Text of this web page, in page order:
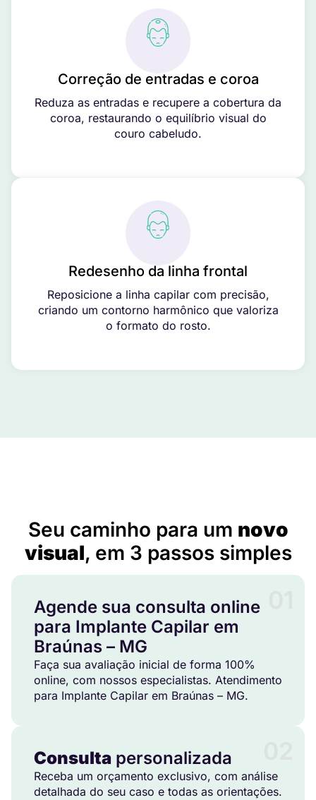
Correção de entradas e coroa
Reduza as entradas e recupere a cobertura da
coroa, restaurando o equilíbrio visual do
couro cabeludo.
Redesenho da linha frontal
Reposicione a linha capilar com precisão,
criando um contorno harmônico que valoriza
o formato do rosto.
Seu caminho para um novo
visual, em 3 passos simples
Agende sua consulta online
para Implante Capilar em
Braúnas – MG
Faça sua avaliação inicial de forma 100%
online, com nossos especialistas. Atendimento
para Implante Capilar em Braúnas – MG.
Consulta personalizada
Receba um orçamento exclusivo, com análise
detalhada do seu caso e todas as orientações.